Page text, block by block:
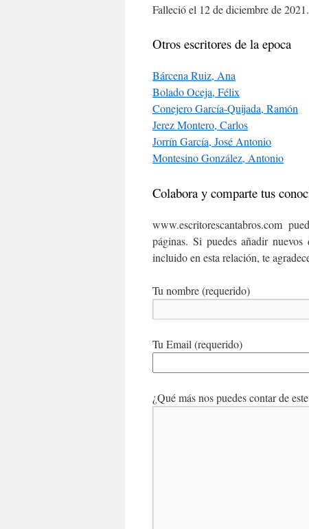
Falleció el 12 de diciembre de 2021.
Otros escritores de la epoca
Bárcena Ruiz, Ana
Bolado Oceja, Félix
Conejero García-Quijada, Ramón
Jerez Montero, Carlos
Jorrín García, José Antonio
Montesino González, Antonio
Colabora y comparte tus
www.escritorescantabros.com
páginas. Si puedes añadir
incluido en esta relación, te
Tu nombre (requerido)
Tu Email (requerido)
¿Qué más nos puedes contar de